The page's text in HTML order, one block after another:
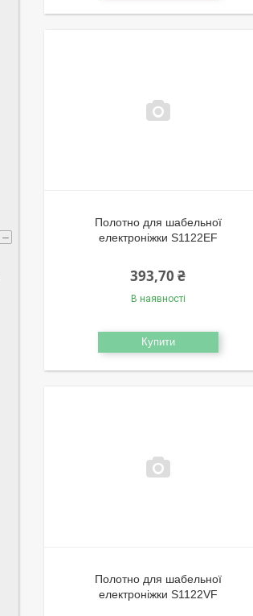
Полотно для шабельної
електроніжки S1122EF
393,70 ₴
В наявності
Купити
Полотно для шабельної
електроніжки S1122VF